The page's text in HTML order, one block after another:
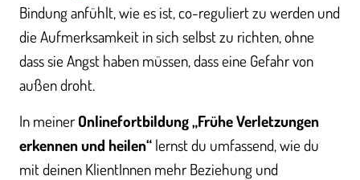
Bindung anfühlt, wie es ist, co-reguliert zu werden und
die Aufmerksamkeit in sich selbst zu richten, ohne
dass sie Angst haben müssen, dass eine Gefahr von
außen droht.
In meiner Onlinefortbildung „Frühe Verletzungen
erkennen und heilen“ lernst du umfassend, wie du
mit deinen KlientInnen mehr Beziehung und